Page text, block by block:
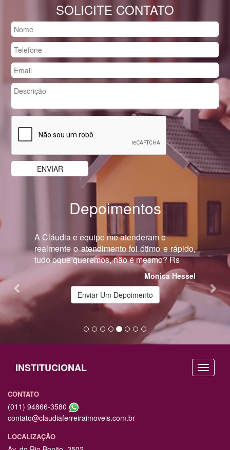
SOLICITE CONTATO
Depoimentos
A Cláudia e equipe me atenderam e
realmente o atendimento foi ótimo e rápido,
tudo oque queremos, não é mesmo? Rs
Monica Hessel
Enviar Um Depoimento
INSTITUCIONAL
CONTATO
(011) 94866-3580
contato@claudiaferreiraimoveis.com.br
LOCALIZAÇÃO